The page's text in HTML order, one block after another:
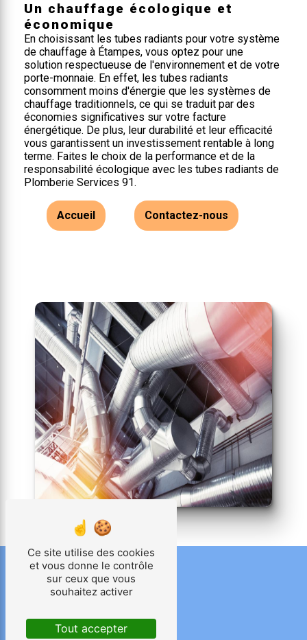
Un chauffage écologique et
économique
En choisissant les tubes radiants pour votre système
de chauffage à Étampes, vous optez pour une
solution respectueuse de l'environnement et de votre
porte-monnaie. En effet, les tubes radiants
consomment moins d'énergie que les systèmes de
chauffage traditionnels, ce qui se traduit par des
économies significatives sur votre facture
énergétique. De plus, leur durabilité et leur efficacité
vous garantissent un investissement rentable à long
terme. Faites le choix de la performance et de la
responsabilité écologique avec les tubes radiants de
Plomberie Services 91.
Accueil Contactez-nous
Ce site utilise des cookies
et vous donne le contrôle
sur ceux que vous
souhaitez activer
Tout accepter